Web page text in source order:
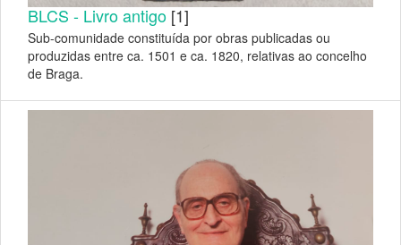
BLCS - Livro antigo [1]
Sub-comunidade constituída por obras publicadas ou
produzidas entre ca. 1501 e ca. 1820, relativas ao concelho
de Braga.